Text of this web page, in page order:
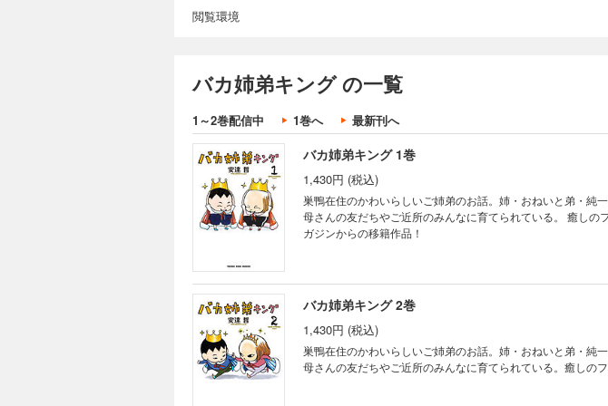
閲覧環境
バカ姉弟キング の一覧
1～2巻配信中 1巻へ 最新刊へ
バカ姉弟キング 1巻
1,430円 (税込)
巣鴨在住のかわいらしいご姉弟のお話。姉・おねいと弟・純
母さんの友だちやご近所のみんなに育てられている。 癒しの
ガジンからの移籍作品！
バカ姉弟キング 2巻
1,430円 (税込)
巣鴨在住のかわいらしいご姉弟のお話。姉・おねいと弟・純
母さんの友だちやご近所のみんなに育てられている。癒しの